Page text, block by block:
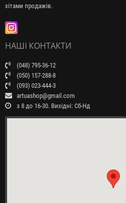
хітами продажів.
НАШІ КОНТАКТИ
(048) 795-36-12
(050) 157-288-8
(093) 023-444-3
artuashop@gmail.com
з 8 до 16-30. Вихідні: Сб-Нд